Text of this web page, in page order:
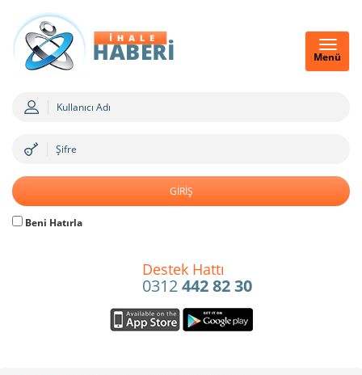
Menü
Beni Hatırla
Destek Hattı
0312442 82 30